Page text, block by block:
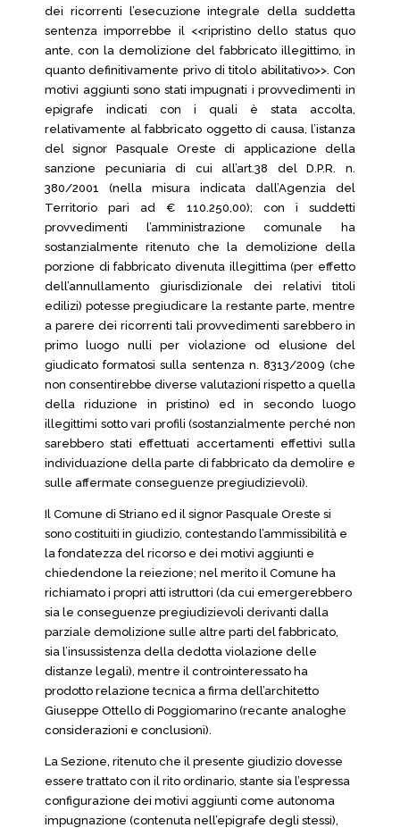
dei ricorrenti l’esecuzione integrale della suddetta
sentenza imporrebbe il <<ripristino dello status quo
ante, con la demolizione del fabbricato illegittimo, in
quanto definitivamente privo di titolo abilitativo>>. Con
motivi aggiunti sono stati impugnati i provvedimenti in
epigrafe indicati con i quali è stata accolta,
relativamente al fabbricato oggetto di causa, l’istanza
del signor Pasquale Oreste di applicazione della
sanzione pecuniaria di cui all’art.38 del D.P.R. n.
380/2001 (nella misura indicata dall’Agenzia del
Territorio pari ad € 110.250,00); con i suddetti
provvedimenti l’amministrazione comunale ha
sostanzialmente ritenuto che la demolizione della
porzione di fabbricato divenuta illegittima (per effetto
dell’annullamento giurisdizionale dei relativi titoli
edilizi) potesse pregiudicare la restante parte, mentre
a parere dei ricorrenti tali provvedimenti sarebbero in
primo luogo nulli per violazione od elusione del
giudicato formatosi sulla sentenza n. 8313/2009 (che
non consentirebbe diverse valutazioni rispetto a quella
della riduzione in pristino) ed in secondo luogo
illegittimi sotto vari profili (sostanzialmente perché non
sarebbero stati effettuati accertamenti effettivi sulla
individuazione della parte di fabbricato da demolire e
sulle affermate conseguenze pregiudizievoli).
Il Comune di Striano ed il signor Pasquale Oreste si
sono costituiti in giudizio, contestando l’ammissibilità e
la fondatezza del ricorso e dei motivi aggiunti e
chiedendone la reiezione; nel merito il Comune ha
richiamato i propri atti istruttori (da cui emergerebbero
sia le conseguenze pregiudizievoli derivanti dalla
parziale demolizione sulle altre parti del fabbricato,
sia l’insussistenza della dedotta violazione delle
distanze legali), mentre il controinteressato ha
prodotto relazione tecnica a firma dell’architetto
Giuseppe Ottello di Poggiomarino (recante analoghe
considerazioni e conclusioni).
La Sezione, ritenuto che il presente giudizio dovesse
essere trattato con il rito ordinario, stante sia l’espressa
configurazione dei motivi aggiunti come autonoma
impugnazione (contenuta nell’epigrafe degli stessi),